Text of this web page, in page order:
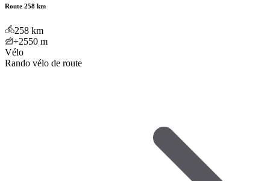
Route 258 km
258 km
+2550 m
Vélo
Rando vélo de route